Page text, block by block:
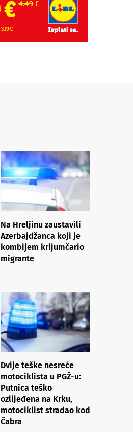
Na Hreljinu zaustavili
Azerbajdžanca koji je
kombijem krijumčario
migrante
Dvije teške nesreće
motociklista u PGŽ-u:
Putnica teško
ozlijeđena na Krku,
motociklist stradao kod
Čabra